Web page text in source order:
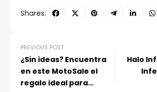
Shares:
PREVIOUS POST
¿Sin ideas? Encuentra
en este MotoSale el
regalo ideal para
Halo